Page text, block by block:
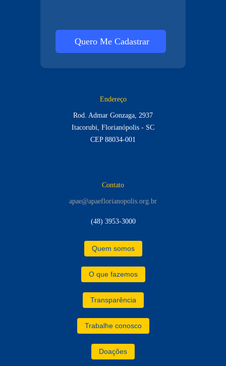
Quero Me Cadastrar
Endereço
Rod. Admar Gonzaga, 2937
Itacorubi, Florianópolis - SC
CEP 88034-001
Contato
apae@apaeflorianopolis.org.br
(48) 3953-3000
Quem somos
O que fazemos
Transparência
Trabalhe conosco
Doações